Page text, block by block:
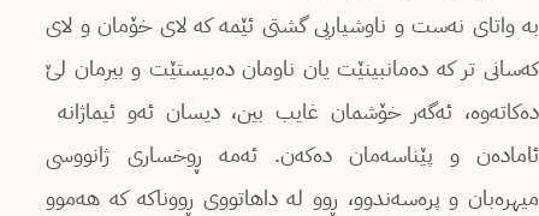
بە واتای نەست و ناوشیاریی گشتی ئێمە کە لای خۆمان و لای
کەسانی تر کە دەمانبینێت یان ناومان دەبیستێت و بیرمان لێ
دەکاتەوە، ئەگەر خۆشمان غایب بین، دیسان ئەو ئیماژانە
ئامادەن و پێناسەمان دەکەن. ئەمە ڕوخساری ژانووسی
میهرەبان و پرەسەندوو، ڕوو لە داهاتووی ڕووناکە کە هەموو